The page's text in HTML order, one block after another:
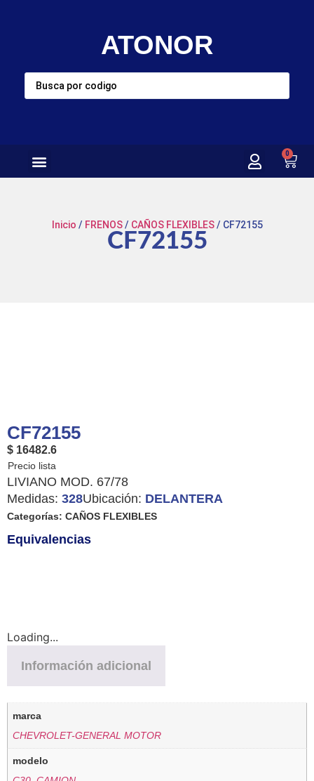
ATONOR
0
Inicio / FRENOS/ CAÑOS FLEXIBLES/ CF72155
CF72155
CF72155
$ 16482.6
LIVIANO MOD. 67/78
Medidas: 328Ubicación: DELANTERA
Categorías: CAÑOS FLEXIBLES
Equivalencias
Loading...
Información adicional
marca
CHEVROLET-GENERAL MOTOR
modelo